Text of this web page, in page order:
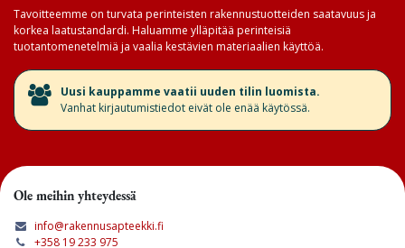
Tavoitteemme on turvata perinteisten rakennustuotteiden saatavuus ja
korkea laatustandardi. Haluamme ylläpitää perinteisiä
tuotantomenetelmiä ja vaalia kestävien materiaalien käyttöä.
​Uusi kauppamme vaatii uuden tilin luomista.
Vanhat kirjautumistiedot eivät ole enää käytössä.
Ole meihin yhteydessä
info@rakennusapteekki.fi
+358 19 233 975